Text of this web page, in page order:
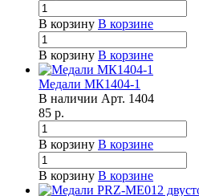
В корзину В корзине
В корзину В корзине
Медали МК1404-1
В наличии Арт. 1404
85 р.
В корзину В корзине
В корзину В корзине